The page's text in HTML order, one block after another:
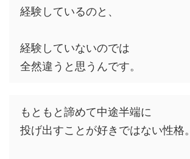
経験しているのと、
経験していないのでは
全然違うと思うんです。
もともと諦めて中途半端に
投げ出すことが好きではない性格。